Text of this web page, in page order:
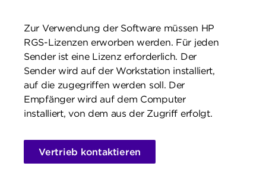
Zur Verwendung der Software müssen HP
RGS-Lizenzen erworben werden. Für jeden
Sender ist eine Lizenz erforderlich. Der
Sender wird auf der Workstation installiert,
auf die zugegriffen werden soll. Der
Empfänger wird auf dem Computer
installiert, von dem aus der Zugriff erfolgt.
Vertrieb kontaktieren